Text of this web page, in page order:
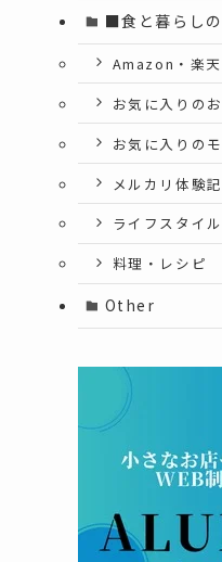
■食と暮らし
Amazon・楽
お気に入りの
お気に入りの
メルカリ体験記
ライフスタイ
料理・レシピ
Other